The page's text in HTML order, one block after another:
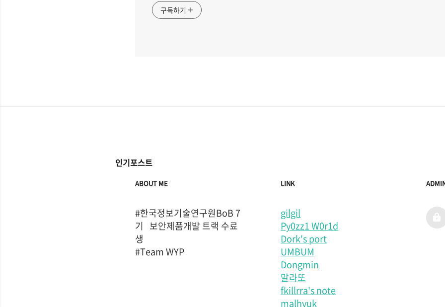
구독하기
인기포스트
ABOUT ME
#한국정보기술연구원BoB 7
기   보안제품개발 트랙 수료
생
#Team WYP
LINK
gilgil
Py0zz1 W0r1d
Dork's port
UMBUM
Dongmin
말라또
fkillrra's note
malhyuk